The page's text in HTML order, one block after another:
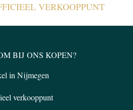
VERKOOPPUNT
BIJ ONS KOPEN?
in Nijmegen
verkooppunt